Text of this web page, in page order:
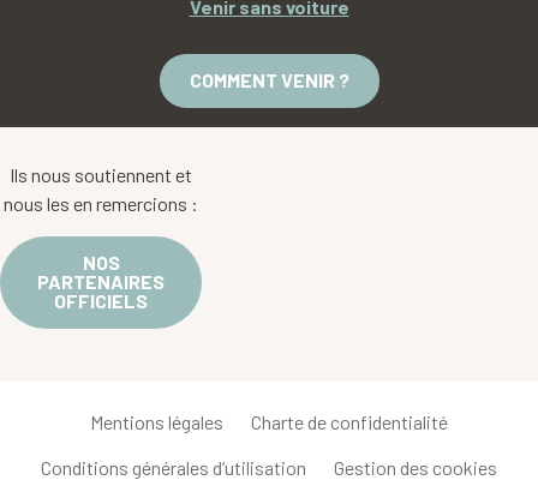
Venir sans voiture
COMMENT VENIR ?
Ils nous soutiennent et
nous les en remercions :
NOS
PARTENAIRES
OFFICIELS
Mentions légales Charte de confidentialité
Conditions générales d’utilisation Gestion des cookies